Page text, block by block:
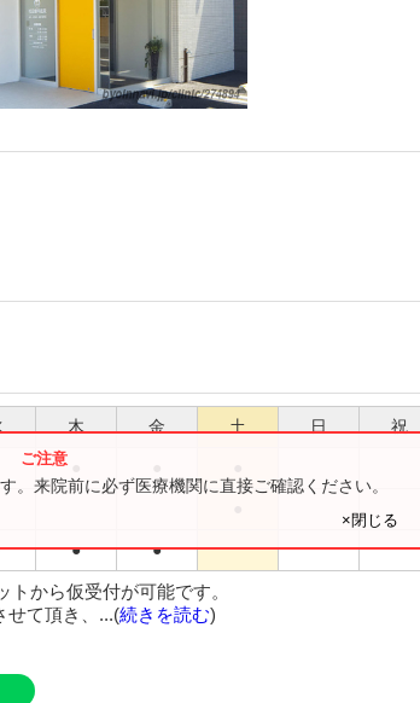
木 金 土 日 祝
● ●
。来院前に必ず医療機関に直接ご確認ください。
×閉じる
から仮受付が可能です。
せて頂き、...(続きを読む)